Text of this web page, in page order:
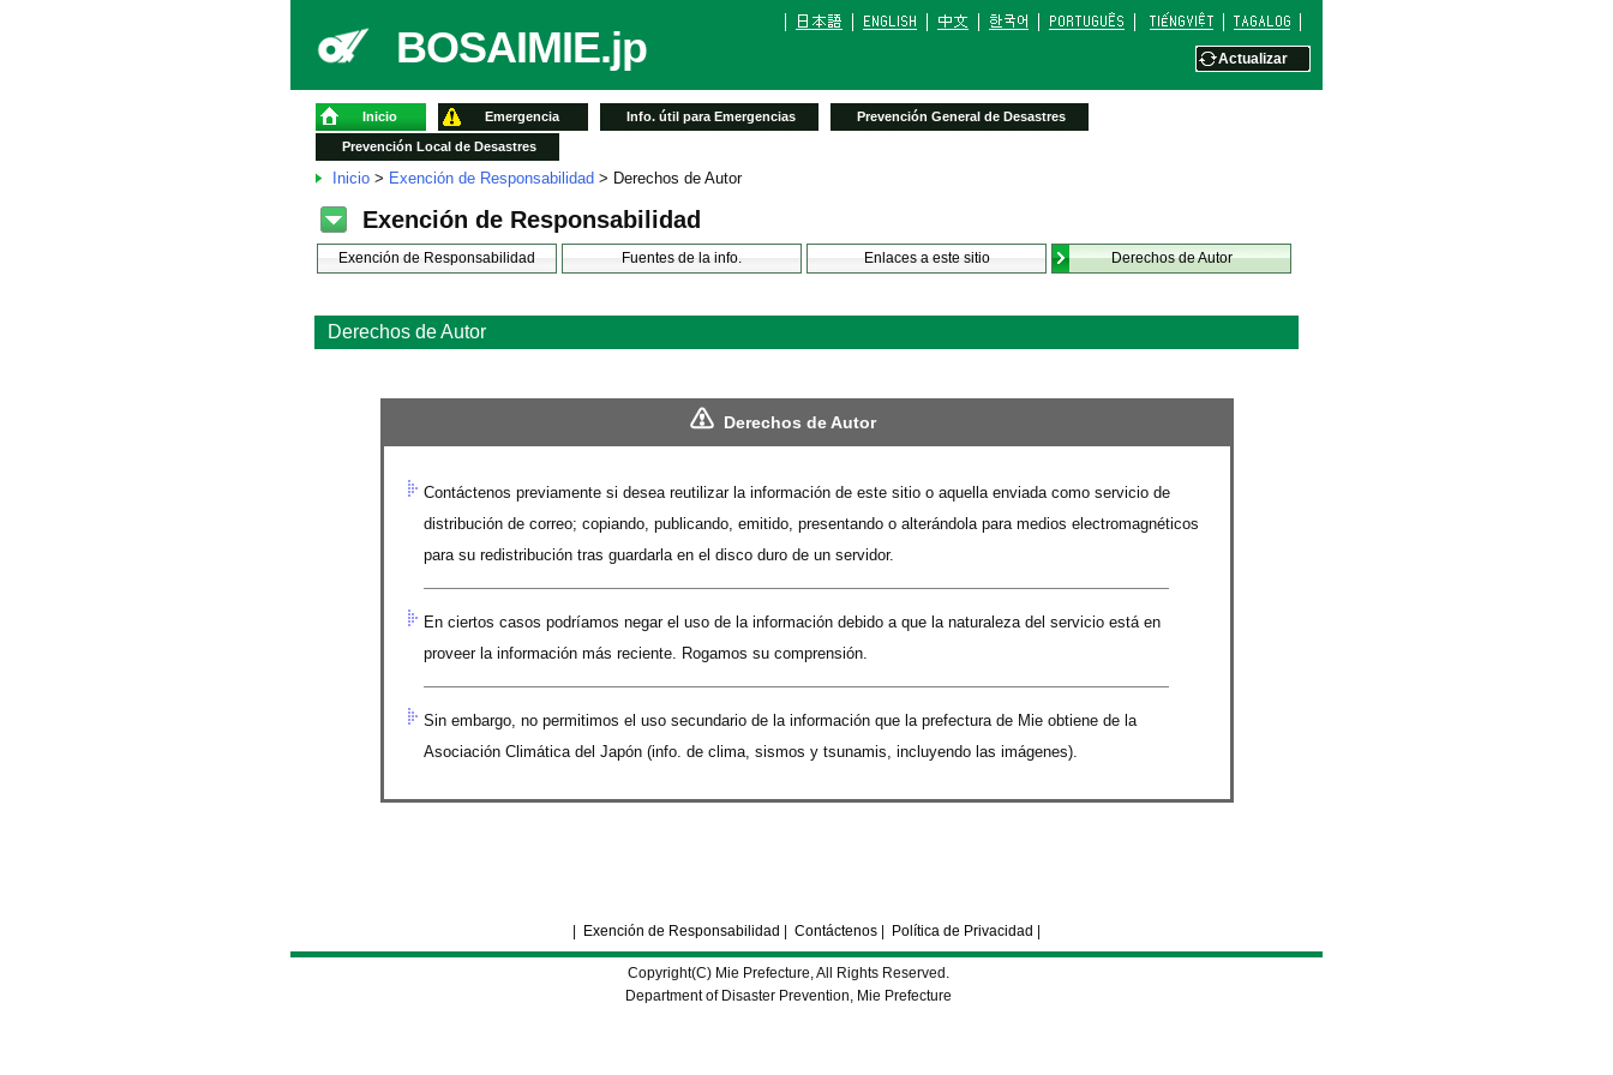
BOSAIMIE.jp Actualizar
Inicio Emergencia Info. útil para Emergencias Prevención General de Desastres
Prevención Local de Desastres
Inicio > Exención de Responsabilidad > Derechos de Autor
Exención de Responsabilidad
Exención de Responsabilidad Fuentes de la info. Enlaces a este sitio Derechos de Autor
Derechos de Autor
Derechos de Autor
Contáctenos previamente si desea reutilizar la información de este sitio o aquella enviada como servicio de
distribución de correo; copiando, publicando, emitido, presentando o alterándola para medios electromagnéticos
para su redistribución tras guardarla en el disco duro de un servidor.
En ciertos casos podríamos negar el uso de la información debido a que la naturaleza del servicio está en
proveer la información más reciente. Rogamos su comprensión.
Sin embargo, no permitimos el uso secundario de la información que la prefectura de Mie obtiene de la
Asociación Climática del Japón (info. de clima, sismos y tsunamis, incluyendo las imágenes).
Exención de Responsabilidad Contáctenos Política de Privacidad
Copyright(C) Mie Prefecture, All Rights Reserved.
Department of Disaster Prevention, Mie Prefecture